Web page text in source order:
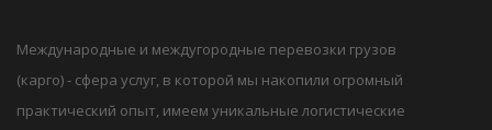
Международные и междугородные перевозки грузов
(карго) - сфера услуг, в которой мы накопили огромный
практический опыт, имеем уникальные логистические